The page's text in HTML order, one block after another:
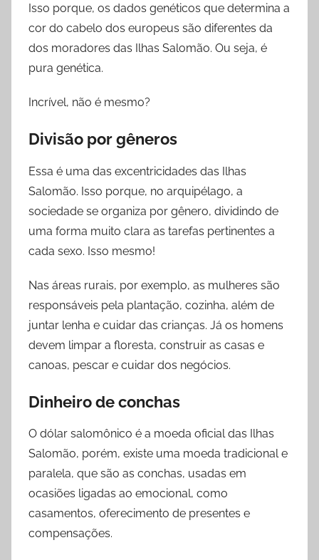
Isso porque, os dados genéticos que determina a
cor do cabelo dos europeus são diferentes da
dos moradores das Ilhas Salomão. Ou seja, é
pura genética.
Incrível, não é mesmo?
Divisão por gêneros
Essa é uma das excentricidades das Ilhas
Salomão. Isso porque, no arquipélago, a
sociedade se organiza por gênero, dividindo de
uma forma muito clara as tarefas pertinentes a
cada sexo. Isso mesmo!
Nas áreas rurais, por exemplo, as mulheres são
responsáveis pela plantação, cozinha, além de
juntar lenha e cuidar das crianças. Já os homens
devem limpar a floresta, construir as casas e
canoas, pescar e cuidar dos negócios.
Dinheiro de conchas
O dólar salomônico é a moeda oficial das Ilhas
Salomão, porém, existe uma moeda tradicional e
paralela, que são as conchas, usadas em
ocasiões ligadas ao emocional, como
casamentos, oferecimento de presentes e
compensações.